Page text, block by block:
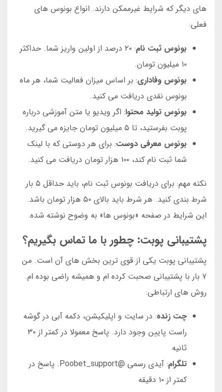
های دیگر که شرایط غیرممکن دارند. انواع بونوس های
فعلی:
بونوس ثبت نام
: ۲۰ درصد از اولین واریز شما. حداکثر
۱۰ میلیون تومان.
بونوس وفاداری: بر اساس میزان فعالیت شما، هر ماه
بونوس نقدی دریافت می کنید.
بونوس تولید محتوا: اگر ویدیو یا متن آموزشی درباره
پوبت بفرستید، تا ۵ میلیون تومان جایزه می گیرید.
بونوس معرفی دوست: برای هر دوستی که با لینک
شما ثبت نام کند، ۱۰۰ هزار تومان دریافت می کنید.
نکته مهم: برای دریافت بونوس ثبت نام، باید حداقل ۵ بار
شرط بندی کنید. هر شرط باید بالای ۵۰ هزار تومان باشد.
این شرایط در صفحه «بونوس ها» به وضوح نوشته شده.
پشتیبانی پوبت: چطور با ما تماس بگیریم؟
پشتیبانی پوبت یکی از قوی ترین بخش های آن است. من
۷ بار با پشتیبانی صحبت کرده ام و همیشه راضی بوده ام.
روش های ارتباطی:
چت زنده: در سایت و اپلیکیشن، دکمه آبی در گوشه
راست پایین وجود دارد. پاسخ معمولا در کمتر از ۳۰
ثانیه
تلگرام
: آیدی رسمی @Poobet_support. پاسخ در
کمتر از ۱۰ دقیقه